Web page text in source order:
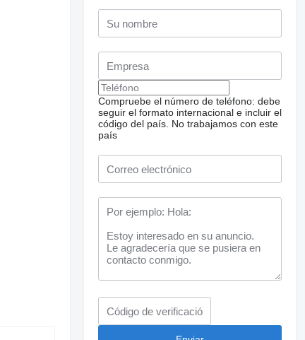
Solicitar fotos
adicionales
Compruebe el número de teléfono: debe
seguir el formato internacional e incluir el
código del país. No trabajamos con este
país